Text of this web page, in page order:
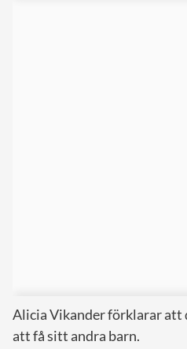
Alicia Vikander förklarar att
att få sitt andra barn.